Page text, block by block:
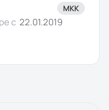
МКК
с 22.01.2019